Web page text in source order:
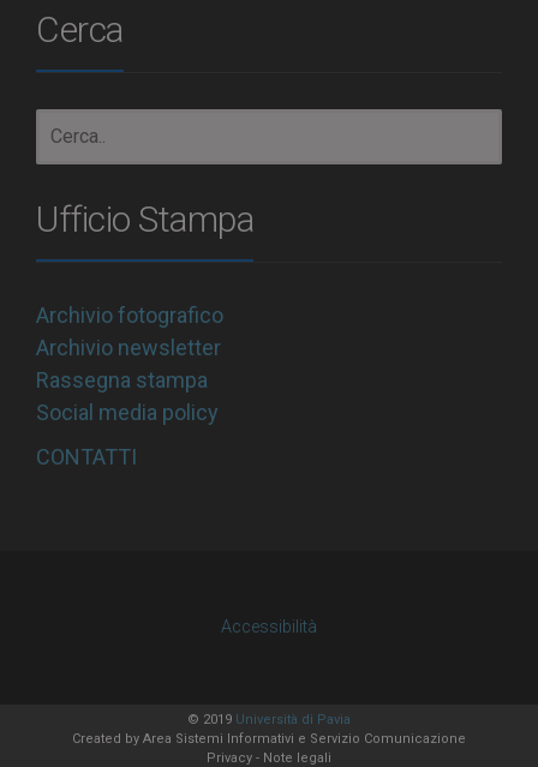
Cerca
Ufficio Stampa
Archivio fotografico
Archivio newsletter
Rassegna stampa
Social media policy
CONTATTI
Accessibilità
© 2019 Università di Pavia
Created by Area Sistemi Informativi e Servizio Comunicazione
Privacy - Note legali